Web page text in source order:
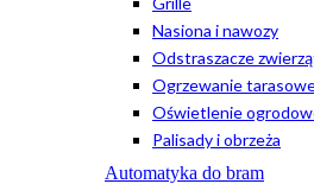
Nasiona i nawozy
Odstraszacze
Ogrzewanie
Oświetlenie
Palisady i obrzeża
Automatyka do bram